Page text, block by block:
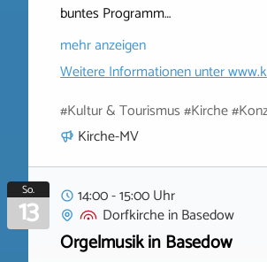
buntes Programm…
mehr anzeigen
Weitere Informationen unter
#Kultur & Tourismus #Kirche
Kirche-MV
So.
13
14:00 - 15:00 Uhr
DorfkircheinBasedow
Orgelmusik in Basedow